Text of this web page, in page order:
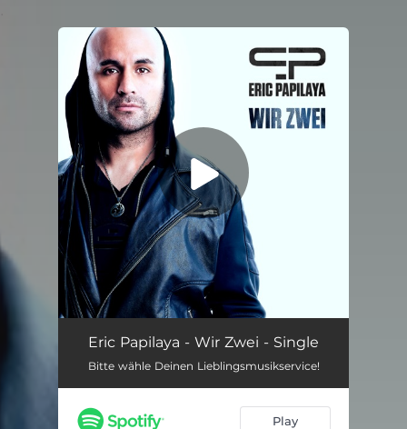
You're all set!
Wir Zwei 02:43
Eric Papilaya - Wir Zwei - Single
Bitte wähle Deinen Lieblingsmusikservice!
Play